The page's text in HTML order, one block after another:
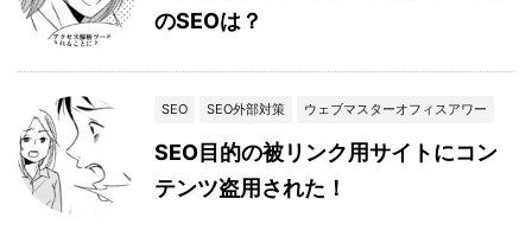
のSEOは？
SEO SEO外部対策 ウェブマスターオフィスアワー
SEO目的の被リンク用サイトにコン
テンツ盗用された！